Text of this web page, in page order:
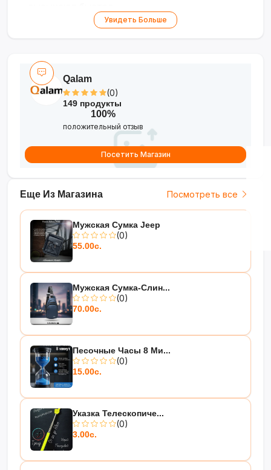
Не мажут и быстро сохнут
— чёткие
для длительных записей и конспектов
• Стильный дизайн
канцелярские принадлежности
Комфорт, стиль и качество для ваших
ежедневных записей!
Увидеть Больше
Еще Из Магазина Посмотреть все
Мужская Сумка Jeep
(0)
55.00с.
Мужская Сумка-Слин...
(0)
70.00с.
Песочные Часы 8 Ми...
(0)
15.00с.
Указка Телескопиче...
(0)
3.00с.
Qalam
(0)
149 продукты
100%
положительный отзыв
Посетить Магазин